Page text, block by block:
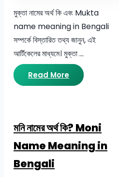
মুক্তা নামের অর্থ কি এবং Mukta
name meaning in Bengali
সম্পর্কে বিস্তারিত তথ্য জানুন, এই
আর্টিকেলের মাধ্যমে। মুক্তা …
Read More
মনি নামের অর্থ কি? Moni
Name Meaning in
Bengali